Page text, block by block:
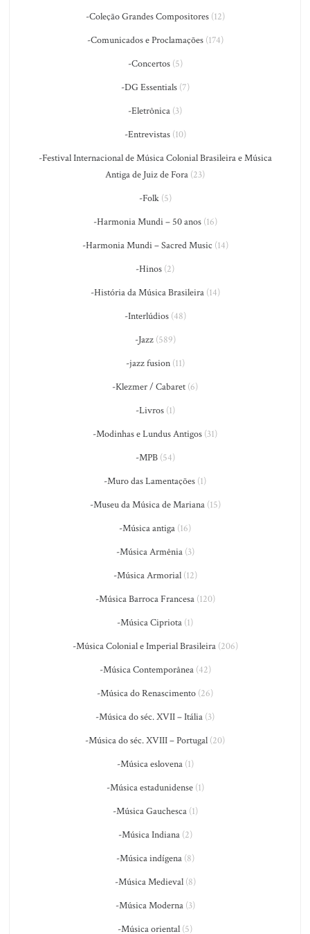
-Coleção Grandes Compositores(12)
-Comunicados e Proclamações(174)
-Concertos(5)
-DG Essentials(7)
-Eletrônica (3)
-Entrevistas(10)
-Festival Internacional de Música Colonial Brasileira e Música
Antiga de Juiz de Fora (23)
-Folk(5)
-Harmonia Mundi – 50 anos(16)
-Harmonia Mundi – Sacred Music (14)
-Hinos (2)
-História da Música Brasileira(14)
-Interlúdios(48)
-Jazz(589)
-jazz fusion(11)
-Klezmer / Cabaret (6)
-Livros(1)
-Modinhas e Lundus Antigos (31)
-MPB(54)
-Muro das Lamentações (1)
-Museu da Música de Mariana(15)
-Música antiga (16)
-Música Armênia(3)
-Música Armorial(12)
-Música Barroca Francesa(120)
-Música Cipriota (1)
-Música Colonial e Imperial Brasileira(206)
-Música Contemporânea(42)
-Música do Renascimento (26)
-Música do séc. XVII – Itália (3)
-Música do séc. XVIII – Portugal (20)
-Música eslovena(1)
-Música estadunidense(1)
-Música Gauchesca(1)
-Música Indiana(2)
-Música indígena(8)
-Música Medieval(8)
-Música Moderna(3)
-Música oriental (5)